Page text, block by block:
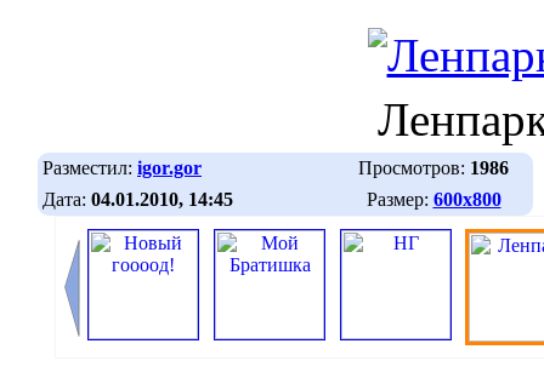
Разместил: igor.gor Просмотров: 1986
Дата: 04.01.2010, 14:45 Размер: 600х800